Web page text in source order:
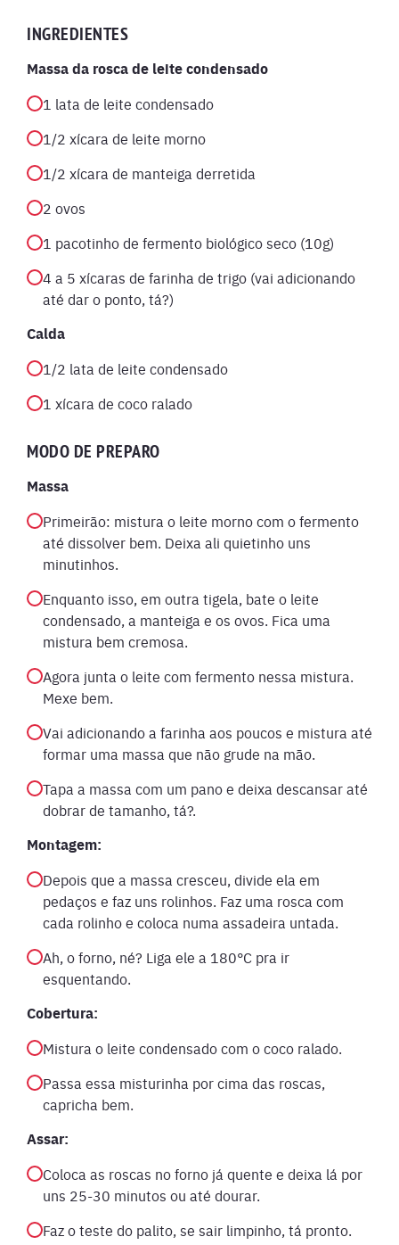
INGREDIENTES
Massa da rosca de leite condensado
1 lata de leite condensado
1/2 xícara de leite morno
1/2 xícara de manteiga derretida
2 ovos
1 pacotinho de fermento biológico seco (10g)
4 a 5 xícaras de farinha de trigo (vai adicionando
até dar o ponto, tá?)
Calda
1/2 lata de leite condensado
1 xícara de coco ralado
MODO DE PREPARO
Massa
Primeirão: mistura o leite morno com o fermento
até dissolver bem. Deixa ali quietinho uns
minutinhos.
Enquanto isso, em outra tigela, bate o leite
condensado, a manteiga e os ovos. Fica uma
mistura bem cremosa.
Agora junta o leite com fermento nessa mistura.
Mexe bem.
Vai adicionando a farinha aos poucos e mistura até
formar uma massa que não grude na mão.
Tapa a massa com um pano e deixa descansar até
dobrar de tamanho, tá?.
Montagem:
Depois que a massa cresceu, divide ela em
pedaços e faz uns rolinhos. Faz uma rosca com
cada rolinho e coloca numa assadeira untada.
Ah, o forno, né? Liga ele a 180°C pra ir
esquentando.
Cobertura:
Mistura o leite condensado com o coco ralado.
Passa essa misturinha por cima das roscas,
capricha bem.
Assar:
Coloca as roscas no forno já quente e deixa lá por
uns 25-30 minutos ou até dourar.
Faz o teste do palito, se sair limpinho, tá pronto.